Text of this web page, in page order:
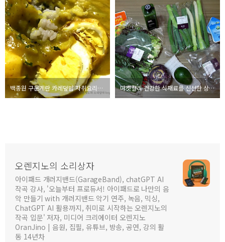
백종원 구운계란 카레덮밥 자취요리로 해보기 - 집밥백선생3 마켓컬리 건강한 식재료를 신선한 상태로 받을 수 있는 곳 - 추천인 oranjino
오렌지노의 소리상자
아이패드 개러지밴드(GarageBand), chatGPT AI
작곡 강사, '오늘부터 프로듀서! 아이패드로 나만의 음
악 만들기 with 개러지밴드 악기 연주, 녹음, 믹싱,
ChatGPT AI 활용까지, 취미로 시작하는 오렌지노의
작곡 입문' 저자, 미디어 크리에이터 오렌지노
OranJino | 음원, 집필, 유튜브, 방송, 공연, 강의 활
동 14년차